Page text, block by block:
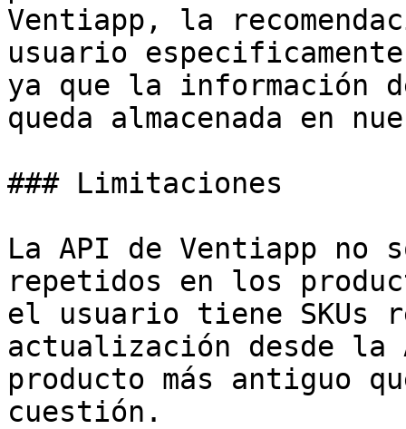
Ventiapp, la
usuario
ya que la información
queda almacenada en
### Limitaciones
La API de Ventiapp no
repetidos en los
el usuario tiene SKUs
actualización desde la
producto más antiguo
cuestión.